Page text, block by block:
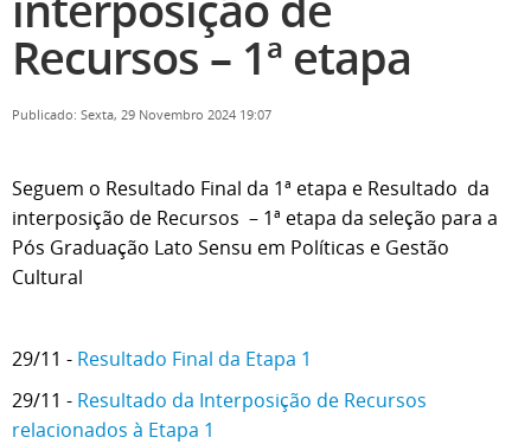
Recursos – 1ª etapa
Publicado: Sexta, 29 Novembro 2024 19:07
Seguem o Resultado Final da 1ª etapa e Resultado da
interposição de Recursos – 1ª etapa da seleção para a
Pós Graduação Lato Sensu em Políticas e Gestão
Cultural
29/11 - Resultado Final da Etapa 1
29/11 - Resultado da Interposição de Recursos
relacionados à Etapa 1